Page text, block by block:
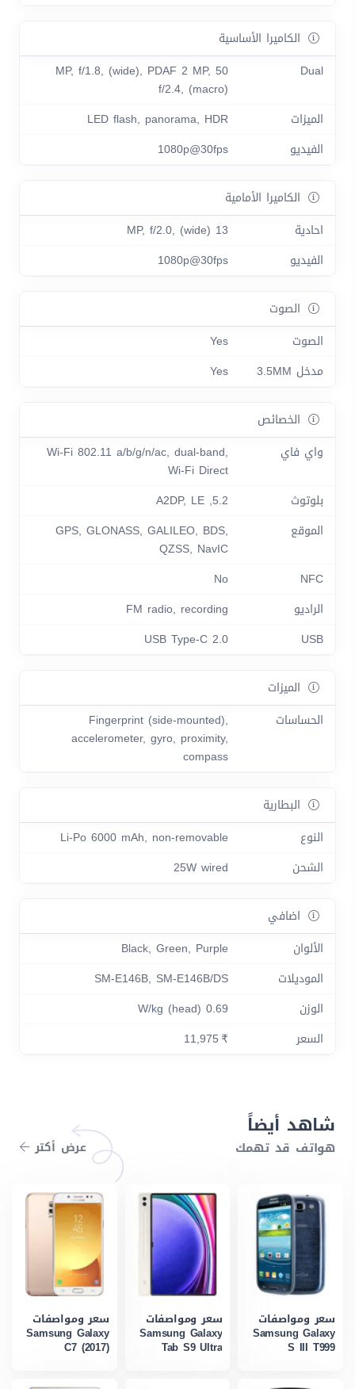
الكاميرا الأساسية
Dual
50 MP, f/1.8, (wide), PDAF 2 MP,
f/2.4, (macro)
الميزات
LED flash, panorama, HDR
الفيديو
1080p@30fps
الكاميرا الأمامية
احادية
13 MP, f/2.0, (wide)
الفيديو
1080p@30fps
الصوت
الصوت
Yes
مدخل 3.5MM
Yes
الخصائص
واي فاي
Wi-Fi 802.11 a/b/g/n/ac, dual-band,
Wi-Fi Direct
بلوتوث
5.2, A2DP, LE
الموقع
GPS, GLONASS, GALILEO, BDS,
QZSS, NavIC
NFC
No
الراديو
FM radio, recording
USB
USB Type-C 2.0
الميزات
الحساسات
Fingerprint (side-mounted),
accelerometer, gyro, proximity,
compass
البطارية
النوع
Li-Po 6000 mAh, non-removable
الشحن
25W wired
اضافي
الألوان
Black, Green, Purple
الموديلات
SM-E146B, SM-E146B/DS
الوزن
0.69 W/kg (head)
السعر
₹ 11,975
شاهد أيضاً
هواتف قد تهمك عرض أكتر
سعر ومواصفات
Samsung Galaxy
S III T999
سعر ومواصفات
Samsung Galaxy
Tab S9 Ultra
سعر ومواصفات
Samsung Galaxy
C7 (2017)